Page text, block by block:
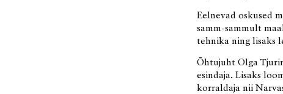
Eelnevad oskused
samm-sammult
tehnika ning lisaks
Õhtujuht Olga
esindaja. Lisaks
korraldaja nii